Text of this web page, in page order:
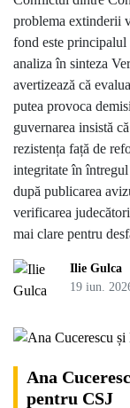
problema extinderii
fond este
analiza în sinteza
avertizează că
putea provoca
guvernarea insistă
rezistența față de
integritate în întregul
după publicarea
verificarea
mai clare pentru
Ilie Gulca
19 iun.
Ana
pentru CSJ